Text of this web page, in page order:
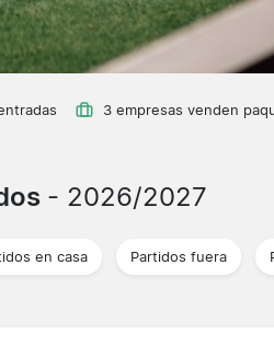
3 empresas venden
- 2026/2027
en casa Partidos fuera